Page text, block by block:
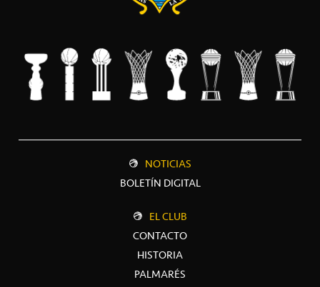
NOTICIAS
BOLETÍN DIGITAL
EL CLUB
CONTACTO
HISTORIA
PALMARÉS